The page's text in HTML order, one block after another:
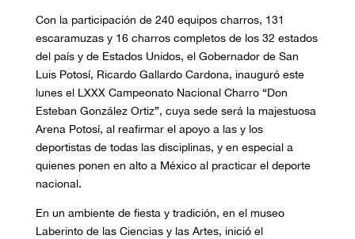
Con la participación de 240 equipos charros, 131
escaramuzas y 16 charros completos de los 32 estados
del país y de Estados Unidos, el Gobernador de San
Luis Potosí, Ricardo Gallardo Cardona, inauguró este
lunes el LXXX Campeonato Nacional Charro “Don
Esteban González Ortiz”, cuya sede será la majestuosa
Arena Potosí, al reafirmar el apoyo a las y los
deportistas de todas las disciplinas, y en especial a
quienes ponen en alto a México al practicar el deporte
nacional.
En un ambiente de fiesta y tradición, en el museo
Laberinto de las Ciencias y las Artes, inició el